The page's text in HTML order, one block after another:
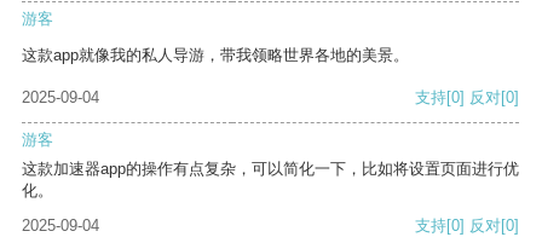
游客
这款app就像我的私人导游，带我领略世界各地的美景。
2025-09-04 支持[0] 反对[0]
游客
这款加速器app的操作有点复杂，可以简化一下，比如将设置页面进行优
化。
2025-09-04
支持[0] 反对[0]